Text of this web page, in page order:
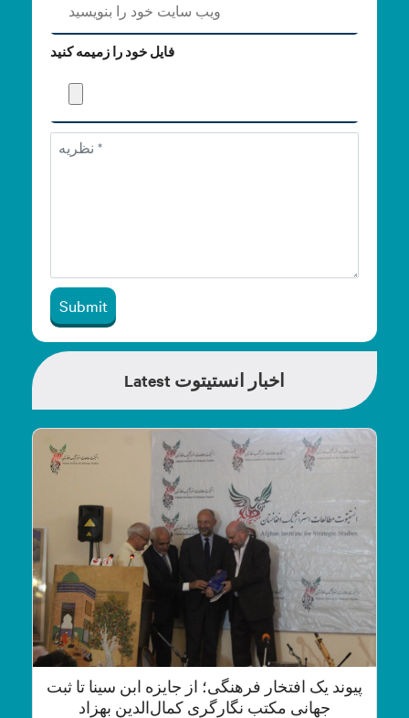
فایل خود را زمیمه کنید
Submit
Latest اخبار انستیتوت
پیوند یک افتخار فرهنگی؛ از جایزه ابن سینا تا ثبت
جهانی مکتب نگارگری کمال‌الدین بهزاد